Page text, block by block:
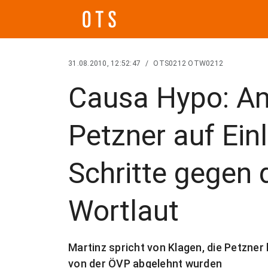
31.08.2010, 12:52:47 / OTS0212 OTW0212
Causa Hypo:
Petzner auf
Schritte gegen
Wortlaut
Martinz spricht von Klagen, die
von der ÖVP abgelehnt wurden